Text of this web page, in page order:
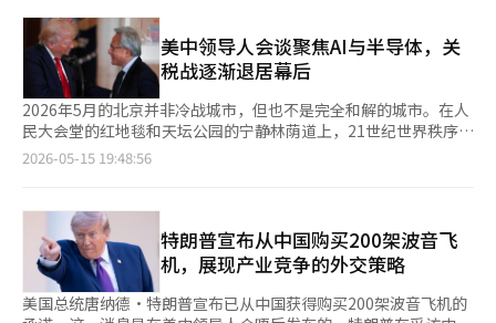
显而易见。解决朝鲜问题不仅是外交成果，更具有诺贝尔和平奖级
别的象征意义。在美国历史上，尚未有总统能够从根本上解决朝鲜
核问题。如果特朗普总统能够推动朝鲜核冻结、阶段性去核化以及
和平体制建设的实质性进展，这将可能被记录为冷战后最大的外交
成就之一。 问题在于朝鲜的现实。最近，朝鲜的核武器体系和防
御工业结构正在快速升级。朝鲜不仅在进行简单的核开发，还在构
建战术核体系、固体燃料洲际弹道导弹（ICBM）、高超音速导
码。金正恩政权将核武力提升为宪法级别的国家战略，军需工业也
正在重新成为国家经济的核心支柱。 尤其是与俄罗斯的军事合作
扩大，成为朝鲜防御工业现代化的新变量。军事技术交流和卫星技
术合作的可能性也被提及。朝鲜希望通过此举增强抵御美国军事压
力的非对称力量。 在这种情况下，韩国的角色愈发重要。李在明
场。 特朗普正是利用了这一点。美国在“核心人工智能技术掌握
在我们手中，但市场和制造生态仍然依赖中国”的现实中，进行压
力与谈判的双重策略。更有趣的是，此次会议中，民营企业家直接
参与了部分首脑会议。 这极为罕见。首脑会议原本是外交官和安
全领域的空间，但此次企业CEO们实际上像国家战略团队的一部分
一样行动。这表明，今天美国的国家竞争力不仅仅体现在军事力量
上，还与民间科技企业相结合。 实际上，美国的人工智能霸权并
非单靠国家力量形成。硅谷、华尔街、大学研究所、国防部、云计
对而言，中国也不甘示弱。尽管在基础半导体技术上仍处于劣势，
但在数据规模、制造业应用能力和国家层面的集中投资方面，中国
已达到世界顶尖水平。华为、中芯国际、百度、阿里巴巴和腾讯等
公司在美国制裁下，仍在迅速建立人工智能自主体系。 尤其是中
国的优势在于“速度”。美国的创新模式以自由市场为中心，而中
和技术霸权竞争的背景下，合作的必要性比以往更为迫切。 安全
环境同样严峻。朝鲜的核与导弹能力提升对韩国和日本构成直接威
胁。俄罗斯与中国的军事合作扩大，东北亚的军事紧张局势加剧，
使得地区安全的不确定性进一步增加。在这种情况下，日韩关系的
恶化最终只会给两国带来负担。 最重要的是穿梭外交的意义。外
交并不是没有冲突才会进行，而是为了管理冲突而持续进行。如果
领导人之间保持定期沟通渠道，即使出现突发事件或政治冲突，也
能避免关系完全破裂。实际上，在日韩关系最恶化的时期，领导人
国将经济安全和供应链合作作为主要议题，意义重大。半导体材
料、高端零部件和能源合作不仅仅是经济问题，而是直接关系到国
家生存和产业竞争力的问题。美国也持续要求加强韩美日合作。在
国际秩序日益块化的背景下，韩国与日本的合作已不再是选择，而
是现实的必要。 当然，日韩关系的结构性问题并未消失。历史问
题仍然敏感，日本政治界部分人士的历史认知问题也反复成为冲突
机方面达成了共识。 当前，全球经济实际上正处于三个火药桶之
上。首先是乌克兰战争的长期化，其次是围绕人工智能和半导体的
美中技术霸权竞争，最后是伊朗核问题和霍尔木兹海峡的风险。
霍尔木兹海峡不仅仅是一条海上通道，约三分之一的全球原油海上
运输量经过这里。沙特阿拉伯、阿联酋、科威特、卡塔尔、伊拉克
和伊朗的原油和液化天然气通过这条狭窄的海峡输送到亚洲和欧
洲。如果这条通道被封锁或发生军事冲突，国际油价、海运费和保
险费将迅速飙升。 美国与伊朗在核开发问题上已经进行了长期的
声称核开发是其和平目的的主权权利。 问题在于铀浓缩水平和核
设施的运作范围。西方怀疑伊朗已接近实际核武器制造的最后阶
段，而伊朗则反驳称美国的单边制裁和压力反而加剧了紧张局势。
此外，以色列问题也交织其中。以色列将伊朗的核武装视为对国家
生存的威胁，因此在国内不断提出必要时进行先发制人的强硬论。
实际上，中东的军事紧张局势大多围绕伊朗核设施和以色列的安全
美中领导人会谈聚焦AI与半导体，关
税战逐渐退居幕后
2026年5月的北京并非冷战城市，但也不是完全和解的城市。在人
民大会堂的红地毯和天坛公园的宁静林荫道上，21世纪世界秩序所
围绕的巨大紧张与克制同时流淌着。 美国总统唐纳德·特朗普与
石油、钢铁和汽车转向数据、运算能力和超微型半导体。 此次访
华行程中，尤其引人注目的是英伟达首席执行官黄仁勋的随行。特
朗普总统在结束阿拉斯加行程后，几乎是亲自带着黄仁勋前往北
京。这不仅仅是经济人士的随行，更是美国开始将AI半导体视为国
家战略资产的象征性场景。 曾几何时，美中冲突的中心是关税
2026-05-15 19:48:56
特朗普宣布从中国购买200架波音飞
机，展现产业竞争的外交策略
美国总统唐纳德·特朗普宣布已从中国获得购买200架波音飞机的